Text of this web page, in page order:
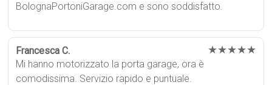
BolognaPortoniGarage.com e sono soddisfatto.
Francesca C. ★★★★★
Mi hanno motorizzato la porta garage, ora è
comodissima. Servizio rapido e puntuale.